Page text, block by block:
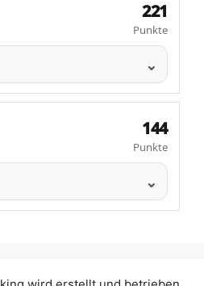
221
Punkte
144
Punkte